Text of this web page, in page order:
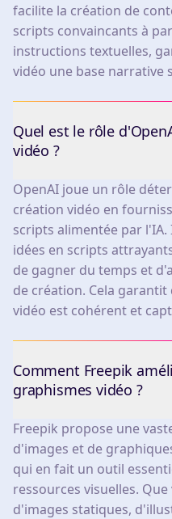
facilite la création de
scripts convaincants à
instructions textuelles,
vidéo une base narrative
Quel est le rôle
vidéo ?
OpenAI joue un rôle
création vidéo en
scripts alimentée par
idées en scripts
de gagner du temps et
de création. Cela
vidéo est cohérent et
Comment Freepik
graphismes vidéo ?
Freepik propose une
d'images et de
qui en fait un outil
ressources visuelles.
d'images statiques,